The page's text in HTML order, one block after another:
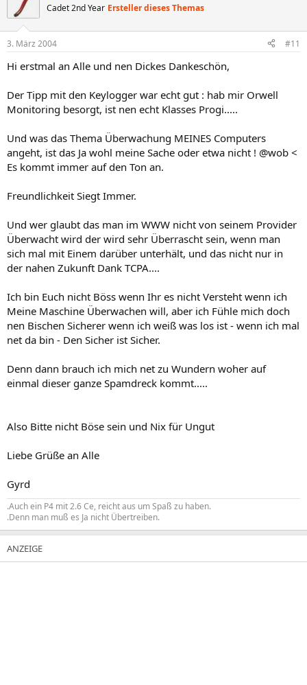
Cadet 2nd Year Ersteller dieses Themas
3. März 2004 #11
Hi erstmal an Alle und nen Dickes Dankeschön,
Der Tipp mit den Keylogger war echt gut : hab mir Orwell
Monitoring besorgt, ist nen echt Klasses Progi.....
Und was das Thema Überwachung MEINES Computers
angeht, ist das Ja wohl meine Sache oder etwa nicht ! @wob <
Es kommt immer auf den Ton an.
Freundlichkeit Siegt Immer.
Und wer glaubt das man im WWW nicht von seinem Provider
Überwacht wird der wird sehr Überrascht sein, wenn man
sich mal mit Einem darüber unterhält, und das nicht nur in
der nahen Zukunft Dank TCPA....
Ich bin Euch nicht Böss wenn Ihr es nicht Versteht wenn ich
Meine Maschine Überwachen will, aber ich Fühle mich doch
nen Bischen Sicherer wenn ich weiß was los ist - wenn ich mal
net da bin - Den Sicher ist Sicher.
Denn dann brauch ich mich net zu Wundern woher auf
einmal dieser ganze Spamdreck kommt.....
Also Bitte nicht Böse sein und Nix für Ungut
Liebe Grüße an Alle
Gyrd
.Auch ein P4 mit 2.6 Ce, reicht aus um Spaß zu haben.
.Denn man muß es Ja nicht Übertreiben.